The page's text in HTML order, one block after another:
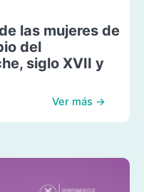
las mujeres de
del
siglo XVII y
Ver más →